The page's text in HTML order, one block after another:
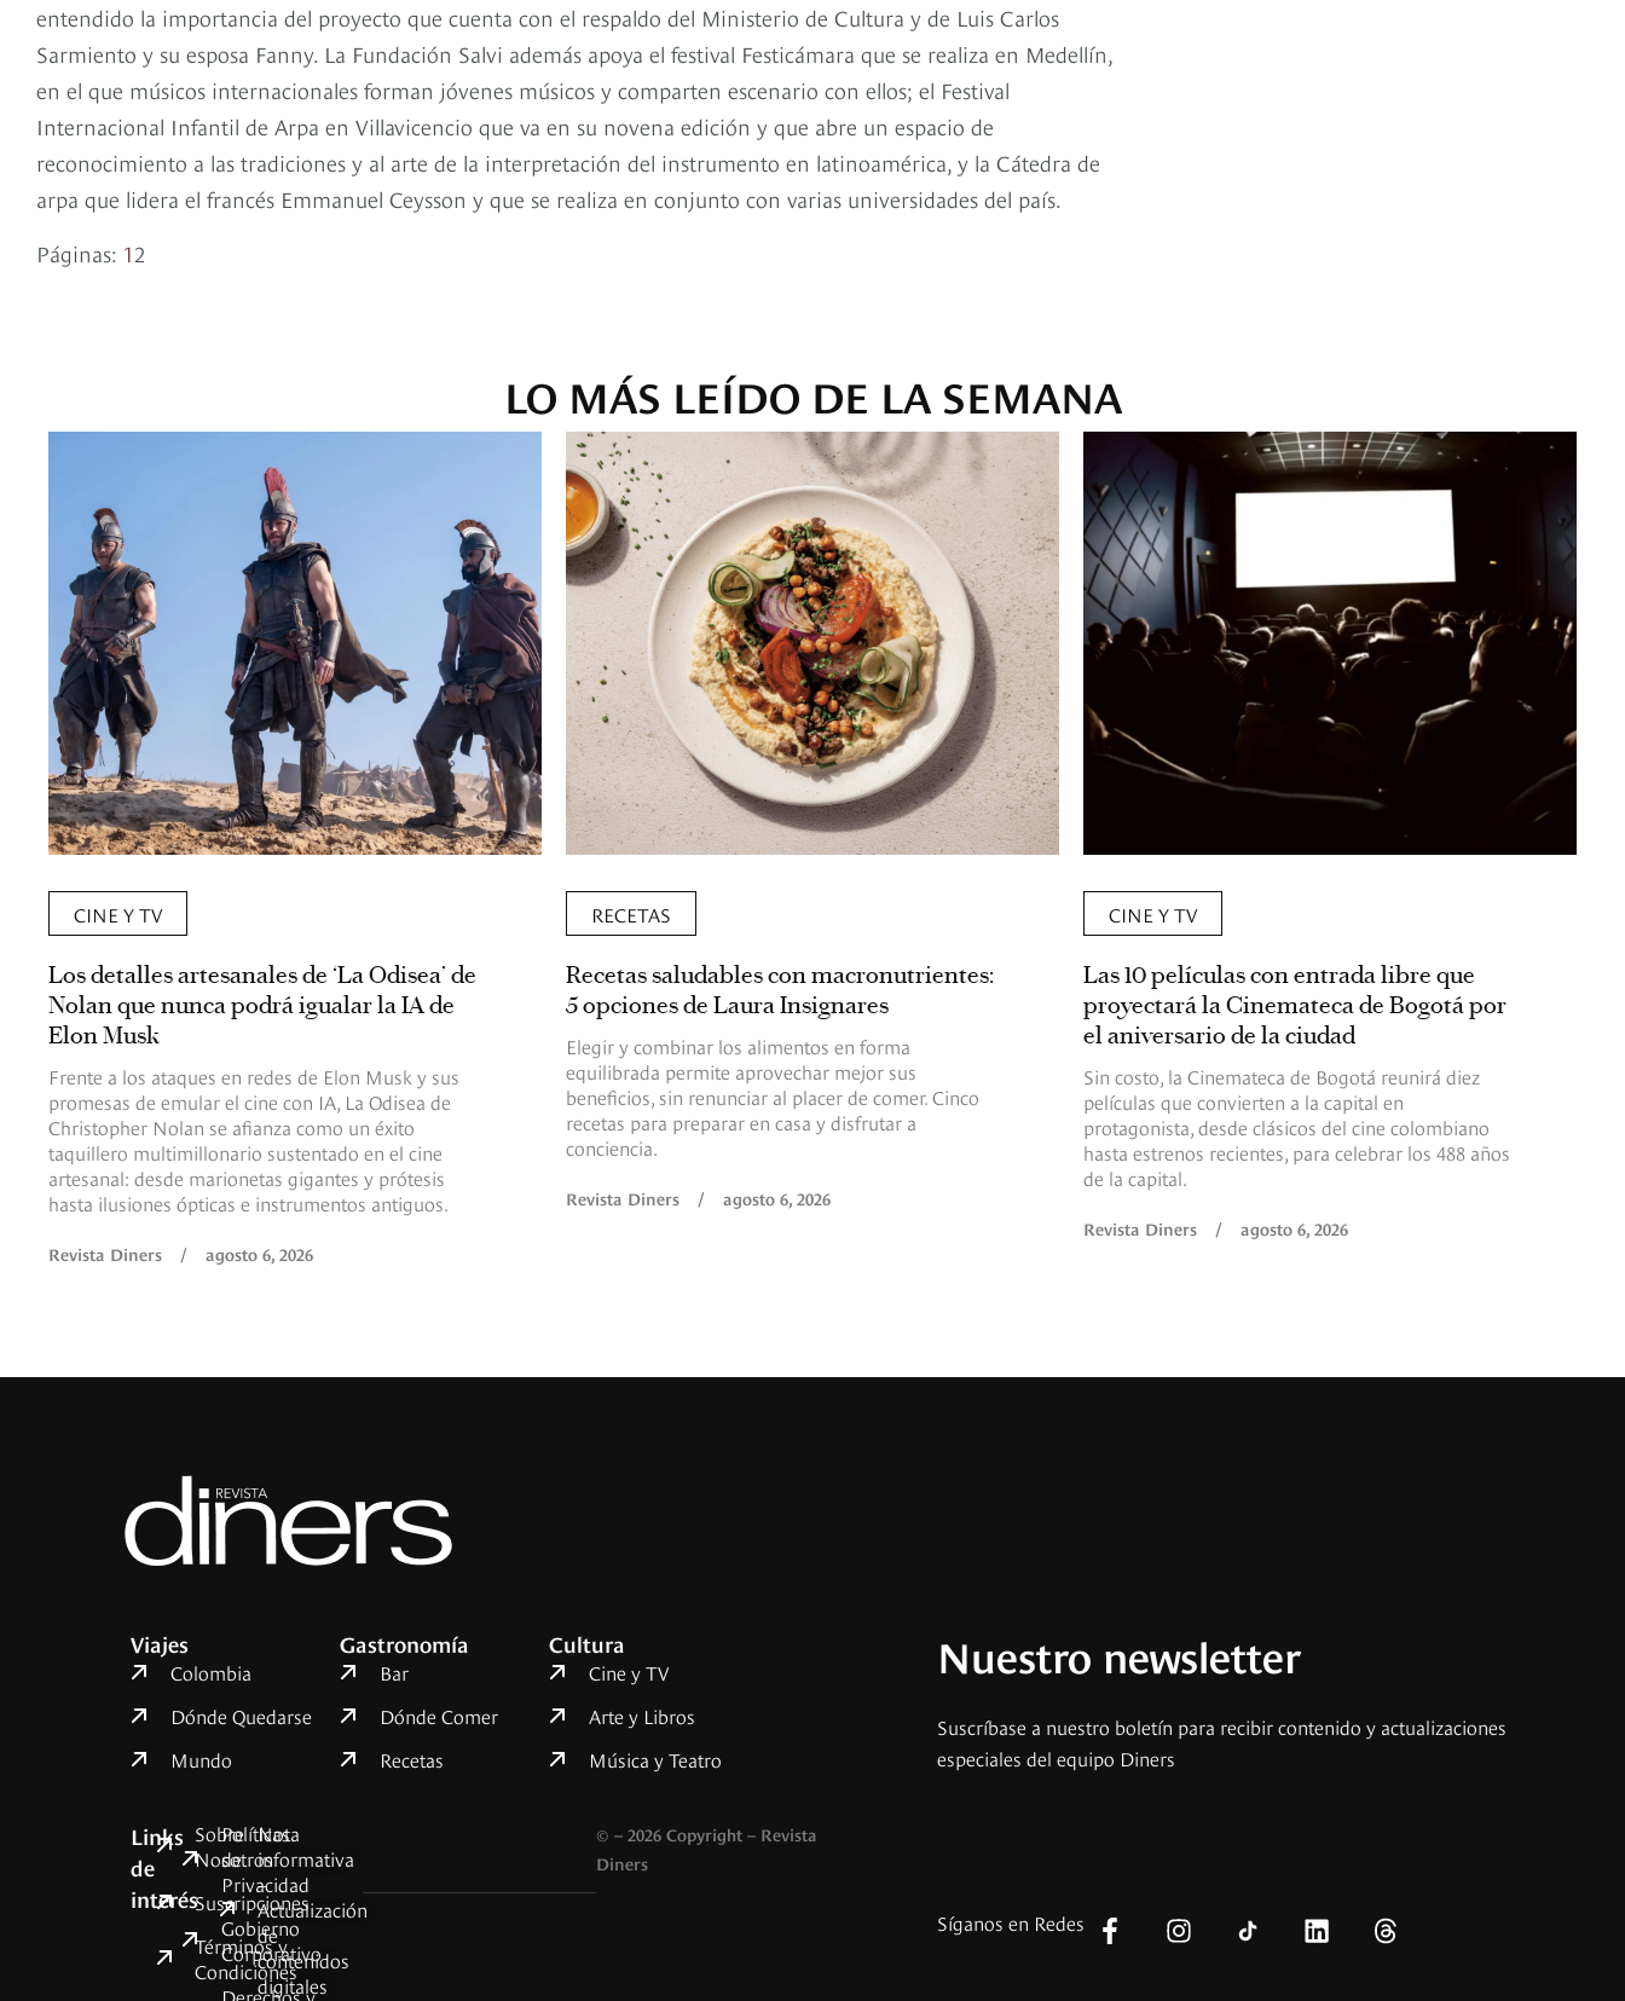
entendido la importancia del proyecto que cuenta con el respaldo del Ministerio de Cultura y de Luis Carlos
Sarmiento y su esposa Fanny. La Fundación Salvi además apoya el festival Festicámara que se realiza en Medellín,
en el que músicos internacionales forman jóvenes músicos y comparten escenario con ellos; el Festival
Internacional Infantil de Arpa en Villavicencio que va en su novena edición y que abre un espacio de
reconocimiento a las tradiciones y al arte de la interpretación del instrumento en latinoamérica, y la Cátedra de
arpa que lidera el francés Emmanuel Ceysson y que se realiza en conjunto con varias universidades del país.
Páginas: 12
LO MÁS LEÍDO DE LA SEMANA
CINE Y TV
Los detalles artesanales de ‘La Odisea’ de
Nolan que nunca podrá igualar la IA de
Elon Musk
Frente a los ataques en redes de Elon Musk y sus
promesas de emular el cine con IA, La Odisea de
Christopher Nolan se afianza como un éxito
taquillero multimillonario sustentado en el cine
artesanal: desde marionetas gigantes y prótesis
hasta ilusiones ópticas e instrumentos antiguos.
Revista Diners / agosto 6, 2026
RECETAS
Recetas saludables con macronutrientes:
5 opciones de Laura Insignares
Elegir y combinar los alimentos en forma
equilibrada permite aprovechar mejor sus
beneficios, sin renunciar al placer de comer. Cinco
recetas para preparar en casa y disfrutar a
conciencia.
Revista Diners / agosto 6, 2026
CINE Y TV
Las 10 películas con entrada libre que
proyectará la Cinemateca de Bogotá por
el aniversario de la ciudad
Sin costo, la Cinemateca de Bogotá reunirá diez
películas que convierten a la capital en
protagonista, desde clásicos del cine colombiano
hasta estrenos recientes, para celebrar los 488 años
de la capital.
Revista Diners / agosto 6, 2026
Viajes
Colombia
Dónde Quedarse
Mundo
Gastronomía
Bar
Dónde Comer
Recetas
Cultura
Cine y TV
Arte y Libros
Música y Teatro
Links
de
interés
Sobre
Nosotros
Suscripciones
Términos y
Condiciones
Políticas
de
Privacidad
Gobierno
Corporativo
Derechos y
Nota
informativa
–
Actualización
de
contenidos
digitales
© – 2026 Copyright – Revista
Diners
Nuestro newsletter
Suscríbase a nuestro boletín para recibir contenido y actualizaciones
especiales del equipo Diners
Síganos en Redes